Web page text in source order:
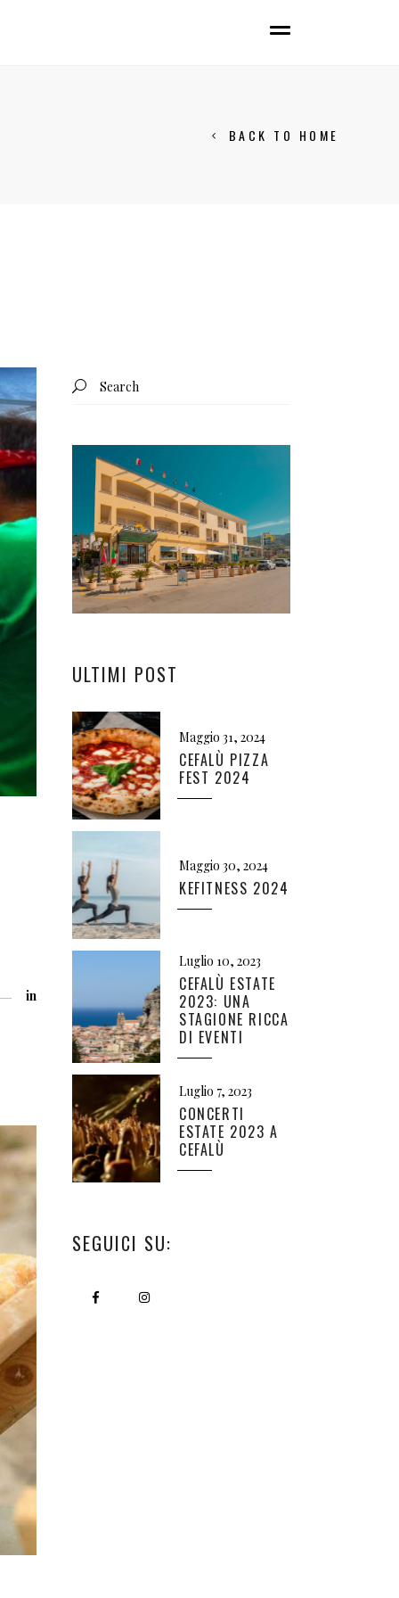
BACK TO HOME
in
Search
for:
ULTIMI POST
Maggio 31, 2024
CEFALÙ PIZZA
FEST 2024
Maggio 30, 2024
KEFITNESS 2024
Luglio 10, 2023
CEFALÙ ESTATE
2023: UNA
STAGIONE RICCA
DI EVENTI
Luglio 7, 2023
CONCERTI
ESTATE 2023 A
CEFALÙ
SEGUICI SU: